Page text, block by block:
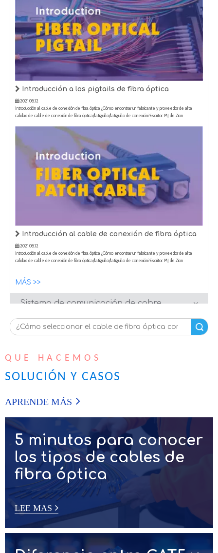
Introducción a los pigtails de fibra óptica
2021.08.12
Introducción al cable de conexión de fibra óptica ¿Cómo encontrar un fabricante y proveedor de alta
calidad de cable de conexión de fibra óptica/latiguillo/latiguillo de conexión?Escritor: MJ de Zion
conexión es un cable de fibra óptica tapado en cada extremo con conector
Introducción al cable de conexión de fibra óptica
Introducción al cable de conexión de fibra óptica ¿Cómo encontrar un fabricante y proveedor de alta
calidad de cable de conexión de fibra óptica/latiguillo/latiguillo de conexión?Escritor: MJ de Zion
conexión es un cable de fibra óptica tapado en cada extremo con conector
MÁS >>
Sistema de comunicación de cobre
Sistema de videovigilancia
Sistema de alarma contra incendios
Telecomunicaciones e Internet
QUE HACEMOS
SOLUCIÓN Y CASOS
APRENDE MÁS
5 minutos para conocer
los tipos de cables de
fibra óptica